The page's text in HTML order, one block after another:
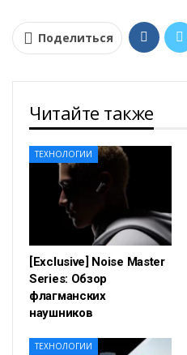
Поделиться
Читайте также
ТЕХНОЛОГИИ
[Exclusive] Noise Master
Series: Обзор
флагманских
наушников
ТЕХНОЛОГИИ